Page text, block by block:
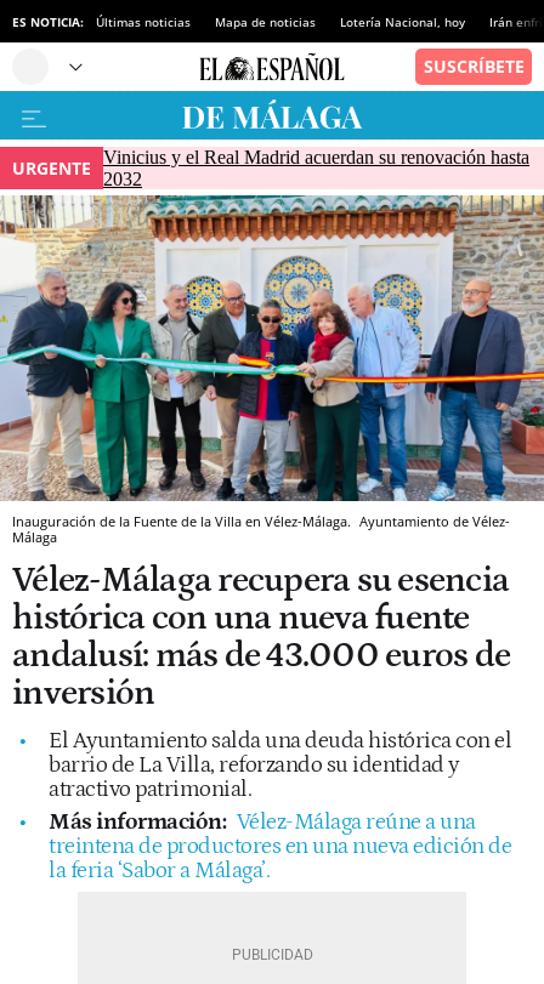
ES NOTICIA: Últimas noticias Mapa de noticias Lotería Nacional, hoy Irán
URGENTE
Vinicius y el Real Madrid acuerdan su renovación hasta
2032
Inauguración de la Fuente de la Villa en Vélez-Málaga. Ayuntamiento de Vélez-
Málaga
Vélez-Málaga recupera su esencia
histórica con una nueva fuente
andalusí: más de 43.000 euros de
inversión
El Ayuntamiento salda una deuda histórica con el
barrio de La Villa, reforzando su identidad y
atractivo patrimonial.
Más información: Vélez-Málaga reúne a una
treintena de productores en una nueva edición de
la feria ‘Sabor a Málaga’.